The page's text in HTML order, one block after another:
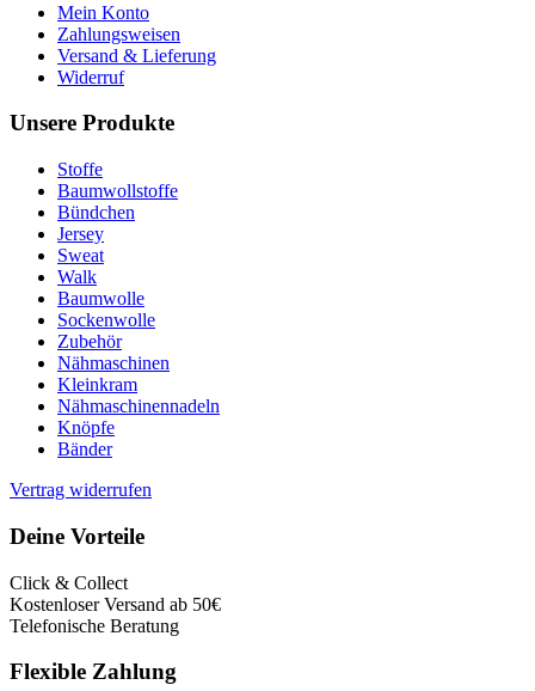
Mein Konto
Zahlungsweisen
Versand & Lieferung
Widerruf
Unsere Produkte
Stoffe
Baumwollstoffe
Bündchen
Jersey
Sweat
Walk
Baumwolle
Sockenwolle
Zubehör
Nähmaschinen
Kleinkram
Nähmaschinennadeln
Knöpfe
Bänder
Vertrag widerrufen
Deine Vorteile
Click & Collect
Kostenloser Versand ab 50€
Telefonische Beratung
Flexible Zahlung